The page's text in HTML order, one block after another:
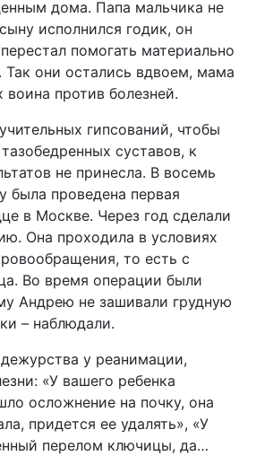
дома. Папа мальчика не
исполнился годик, он
помогать материально
они остались вдвоем, мама
против болезней.
гипсований, чтобы
суставов, к
не принесла. В восемь
была проведена первая
в Москве. Через год сделали
Она проходила в условиях
то есть с
Во время операции были
Андрею не зашивали грудную
– наблюдали.
у реанимации,
«У вашего ребенка
осложнение на почку, она
придется ее удалять», «У
перелом ключицы, да…